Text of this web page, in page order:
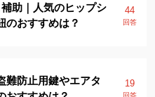
助｜人気のヒップシ
のおすすめは？
44
回答
難防止用鍵やエアタ
19
回答